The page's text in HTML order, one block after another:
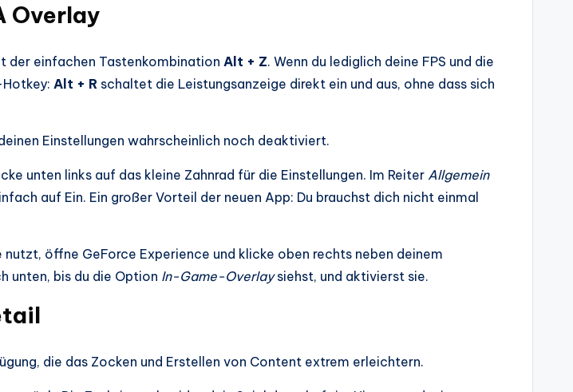
Overlay
der einfachen Tastenkombination Alt + Z. Wenn du lediglich deine FPS und die
Alt + R schaltet die Leistungsanzeige direkt ein und aus, ohne dass sich
Einstellungen wahrscheinlich noch deaktiviert.
unten links auf das kleine Zahnrad für die Einstellungen. Im Reiter Allgemein
auf Ein. Ein großer Vorteil der neuen App: Du brauchst dich nicht einmal
öffne GeForce Experience und klicke oben rechts neben deinem
unten, bis du die Option In-Game-Overlaysiehst, und aktivierst sie.
die das Zocken und Erstellen von Content extrem erleichtern.